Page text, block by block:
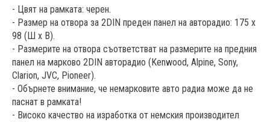
- Цвят на рамката: черен.
- Размер на отвора за 2DIN преден панел на авторадио: 175 x
98 (Ш x В).
- Размерите на отвора съответстват на размерите на предния
панел на марково 2DIN авторадио (Kenwood, Alpine, Sony,
Clarion, JVC, Pioneer).
- Обърнете внимание, че немарковите авто радиа може да не
паснат в рамката!
- Високо качество на изработка от немския производител